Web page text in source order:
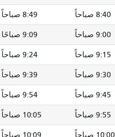
8:40 صباحاً 8:49 صباحاً
9:00 صباحاً 9:09 صباحًا
9:15 صباحاً 9:24 صباحاً
9:30 صباحاً 9:39 صباحاً
9:45 صباحاً 9:54 صباحاً
9:55 صباحاً 10:05 صباحاً
10:00 صباحاً 10:09 صباحاً